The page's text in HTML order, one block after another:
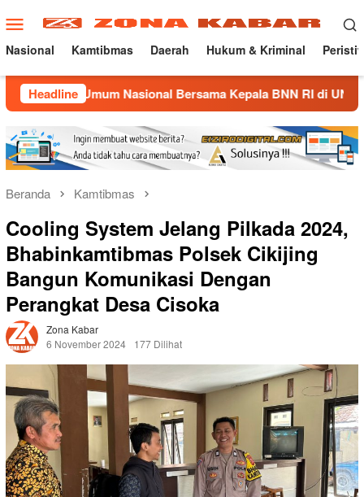
ke
konten
Menu
Mobile
Nasional Kamtibmas Daerah Hukum & Kriminal
Headline
Nasional Bersama Kepala BNN RI di UNMA
Beranda Kamtibmas
Cooling System Jelang Pilkada 2024,
Bhabinkamtibmas Polsek Cikijing
Bangun Komunikasi Dengan
Perangkat Desa Cisoka
Zona Kabar
6 November 2024
177 Dilihat